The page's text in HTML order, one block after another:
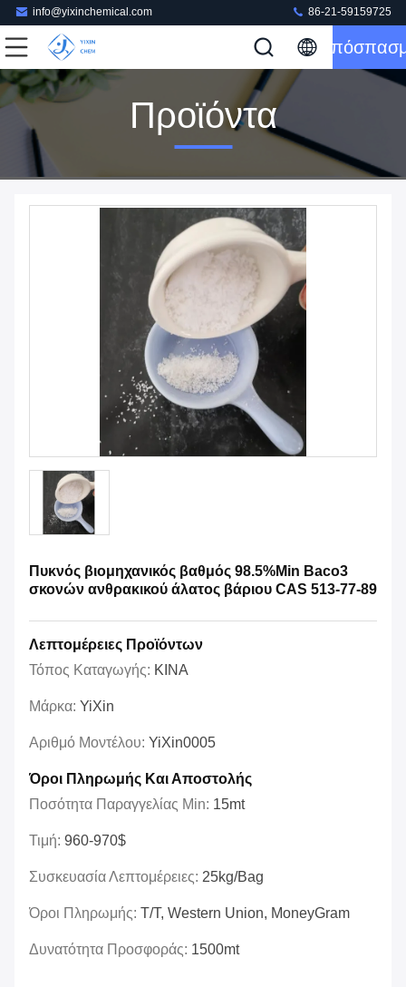
info@yixinchemical.com 86-21-59159725
Προϊόντα
Πυκνός βιομηχανικός βαθμός 98.5%Min Baco3
σκονών ανθρακικού άλατος βάριου CAS 513-77-89
Λεπτομέρειες Προϊόντων
Τόπος Καταγωγής: ΚΙΝΑ
Μάρκα: YiXin
Αριθμό Μοντέλου: YiXin0005
Όροι Πληρωμής Και Αποστολής
Ποσότητα Παραγγελίας Min: 15mt
Τιμή: 960-970$
Συσκευασία Λεπτομέρειες: 25kg/bag
Όροι Πληρωμής: T/T, Western Union, MoneyGram
Δυνατότητα Προσφοράς: 1500mt